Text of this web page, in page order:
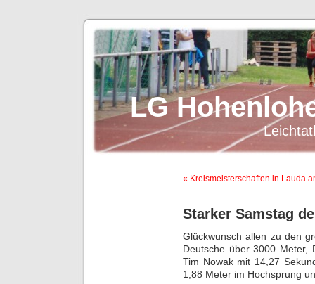
LG
« Kreismeisterschaften in Lauda
Starker Samstag
Glückwunsch allen zu den
Deutsche über 3000 Meter,
Tim Nowak mit 14,27
1,88 Meter im Hochsprung